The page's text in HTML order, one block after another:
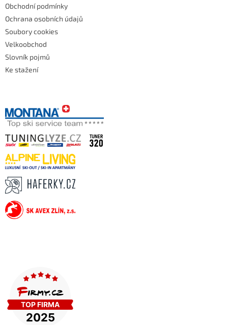
Obchodní podmínky
Ochrana osobních údajů
Soubory cookies
Velkoobchod
Slovník pojmů
Ke stažení